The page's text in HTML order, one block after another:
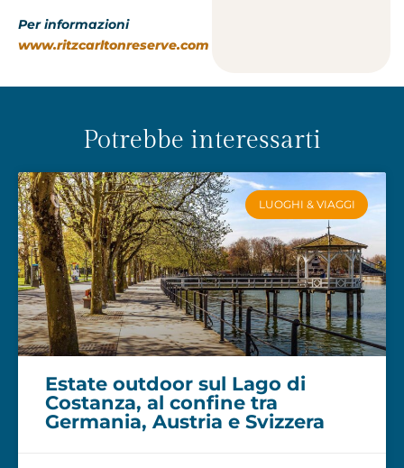
Per informazioni
www.ritzcarltonreserve.com
Potrebbe interessarti
LUOGHI & VIAGGI
Estate outdoor sul Lago di
Costanza, al confine tra
Germania, Austria e Svizzera